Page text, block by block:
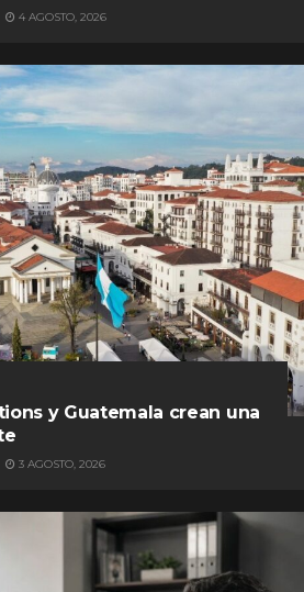
4 AGOSTO, 2026
y Guatemala crean una
3 AGOSTO, 2026